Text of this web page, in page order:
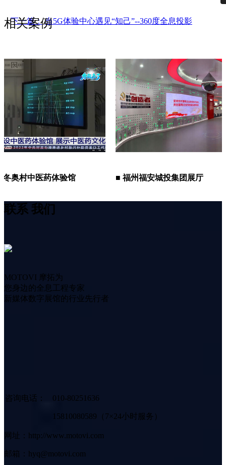
下一篇： 当5G体验中心遇见“知己”--360度全息投影
相关案例
医药体验馆 ■ 福州福安城投集团展厅
联系 我们
MOTOVI 摩拓为
您身边的全息工程专家
新媒体数字展馆的行业先行者
咨询电话： 010-80251636
15810080589（7×24小时服务）
网址：http://www.motovi.com
邮箱：hyq@motovi.com